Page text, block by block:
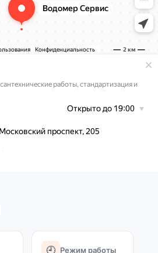
🕘 Режим работы